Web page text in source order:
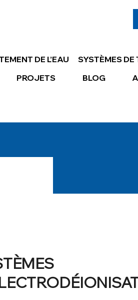
DE L’EAU
SYSTÈMES DE
PROJETS BLOG